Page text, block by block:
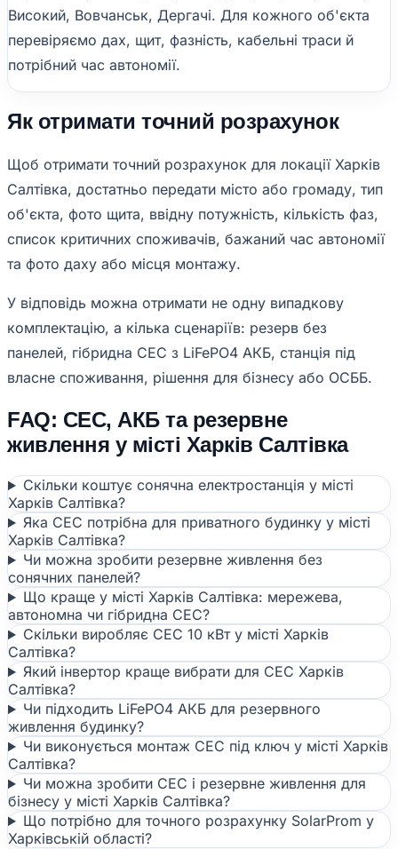
Високий, Вовчанськ, Дергачі. Для кожного об'єкта
перевіряємо дах, щит, фазність, кабельні траси й
потрібний час автономії.
Як отримати точний розрахунок
Щоб отримати точний розрахунок для локації Харків
Салтівка, достатньо передати місто або громаду, тип
об'єкта, фото щита, ввідну потужність, кількість фаз,
список критичних споживачів, бажаний час автономії
та фото даху або місця монтажу.
У відповідь можна отримати не одну випадкову
комплектацію, а кілька сценаріїв: резерв без
панелей, гібридна СЕС з LiFePO4 АКБ, станція під
власне споживання, рішення для бізнесу або ОСББ.
FAQ: СЕС, АКБ та резервне
живлення у місті Харків Салтівка
Скільки коштує сонячна електростанція у місті
Харків Салтівка?
Яка СЕС потрібна для приватного будинку у місті
Харків Салтівка?
Чи можна зробити резервне живлення без
сонячних панелей?
Що краще у місті Харків Салтівка: мережева,
автономна чи гібридна СЕС?
Скільки виробляє СЕС 10 кВт у місті Харків
Салтівка?
Який інвертор краще вибрати для СЕС Харків
Салтівка?
Чи підходить LiFePO4 АКБ для резервного
живлення будинку?
Чи виконується монтаж СЕС під ключ у місті Харків
Салтівка?
Чи можна зробити СЕС і резервне живлення для
бізнесу у місті Харків Салтівка?
Що потрібно для точного розрахунку SolarProm у
Харківській області?